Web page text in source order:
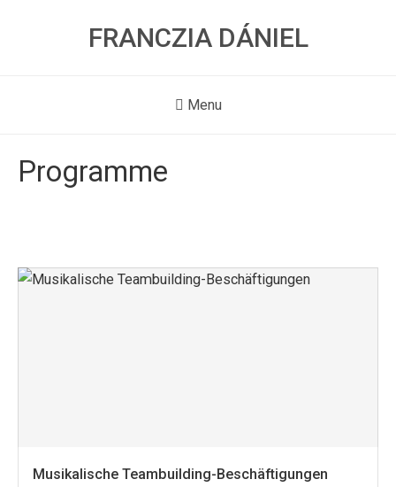
FRANCZIA DÁNIEL
Menu
Programme
Musikalische Teambuilding-Beschäftigungen